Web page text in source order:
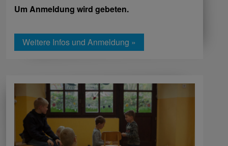
Um Anmeldung wird gebeten.
Weitere Infos und Anmeldung »